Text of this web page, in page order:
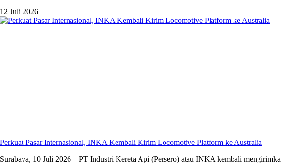
12 Juli 2026
Perkuat Pasar Internasional, INKA Kembali Kirim Locomotive Platform ke Australia
Surabaya, 10 Juli 2026 – PT Industri Kereta Api (Persero) atau INKA kembali